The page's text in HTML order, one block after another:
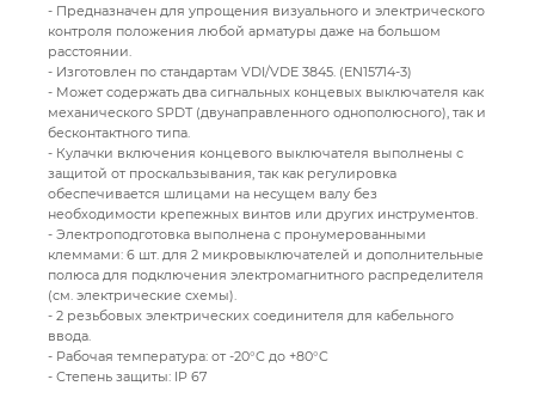
- Предназначен для упрощения визуального и электрического
контроля положения любой арматуры даже на большом
расстоянии.
- Изготовлен по стандартам VDI/VDE 3845. (EN15714-3)
- Может содержать два сигнальных концевых выключателя как
механического SPDT (двунаправленного однополюсного), так и
бесконтактного типа.
- Кулачки включения концевого выключателя выполнены с
защитой от проскальзывания, так как регулировка
обеспечивается шлицами на несущем валу без
необходимости крепежных винтов или других инструментов.
- Электроподготовка выполнена с пронумерованными
клеммами: 6 шт. для 2 микровыключателей и дополнительные
полюса для подключения электромагнитного распределителя
(см. электрические схемы).
- 2 резьбовых электрических соединителя для кабельного
ввода.
- Рабочая температура: от -20°C до +80°C
- Степень защиты: IP 67